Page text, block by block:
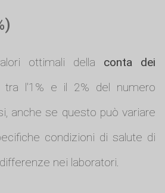
ottimali della conta dei
tra l'1% e il 2% del numero
anche se questo può variare
condizioni di salute di
nei laboratori.